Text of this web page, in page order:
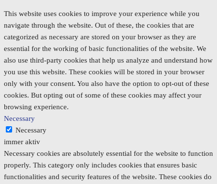
This website uses cookies to improve your experience while you
navigate through the website. Out of these, the cookies that are
categorized as necessary are stored on your browser as they are
essential for the working of basic functionalities of the website. We
also use third-party cookies that help us analyze and understand how
you use this website. These cookies will be stored in your browser
only with your consent. You also have the option to opt-out of these
cookies. But opting out of some of these cookies may affect your
browsing experience.
Necessary
Necessary
immer aktiv
Necessary cookies are absolutely essential for the website to function
properly. This category only includes cookies that ensures basic
functionalities and security features of the website. These cookies do